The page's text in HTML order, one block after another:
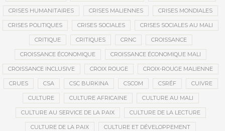
CRISES HUMANITAIRES CRISES MALIENNES CRISES MONDIALES
CRISES POLITIQUES CRISES SOCIALES CRISES SOCIALES AU MALI
CRITIQUE CRITIQUES CRNC CROISSANCE
CROISSANCE ÉCONOMIQUE CROISSANCE ÉCONOMIQUE MALI
CROISSANCE INCLUSIVE CROIX ROUGE CROIX-ROUGE MALIENNE
CRUES CSA CSC BURKINA CSCOM CSRÉF CUIVRE
CULTURE CULTURE AFRICAINE CULTURE AU MALI
CULTURE AU SERVICE DE LA PAIX CULTURE DE LA LECTURE
CULTURE DE LA PAIX CULTURE ET DÉVELOPPEMENT